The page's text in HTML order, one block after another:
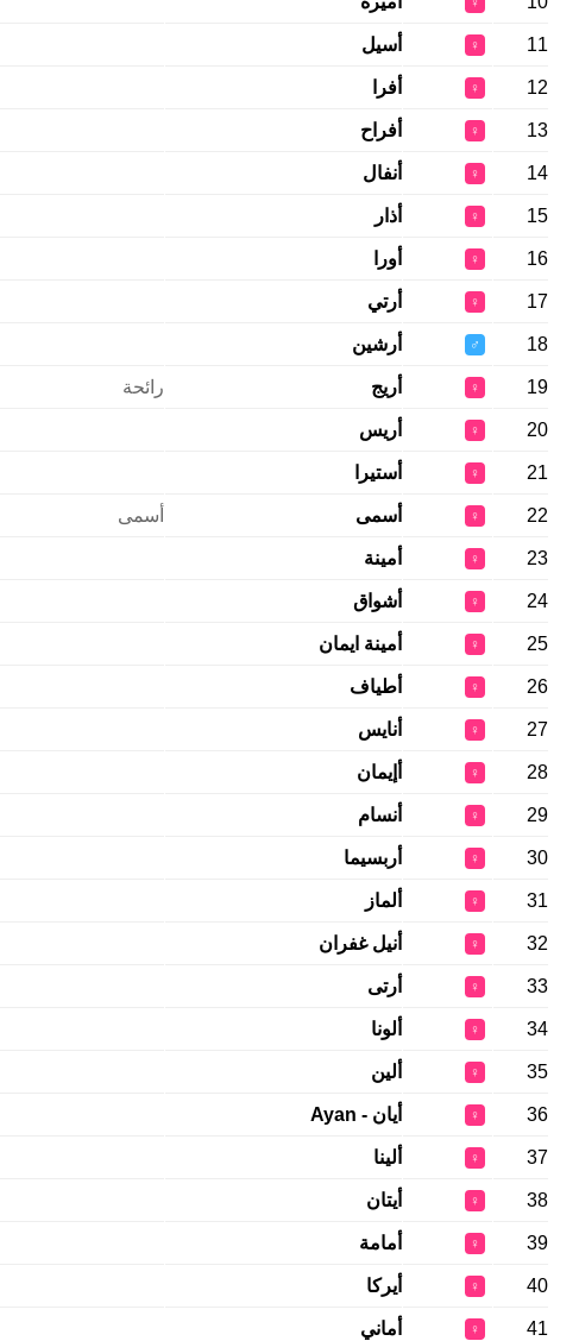
11
♀ أسيل
12
♀ أفرا
13
♀ أفراح
14
♀ أنفال
15
♀ أذار
16
♀ أورا
17
♀ أرتي
18
♂ أرشين
19
♀ أريج رائحة
20
♀ أريس
21
♀ أستيرا
22
♀ أسمى أسمى
23
♀ أمينة
24
♀ أشواق
25
♀ أمينة ايمان
26
♀ أطياف
27
♀ أنايس
28
♀ أإيمان
29
♀ أنسام
30
♀ أربسيما
31
♀ ألماز
32
♀ أنيل غفران
33
♀ أرتى
34
♀ ألونا
35
♀ ألين
36
♀ أيان - Ayan
37
♀ ألينا
38
♀ أيتان
39
♀ أمامة
40
♀ أيركا
41
♀ أماني